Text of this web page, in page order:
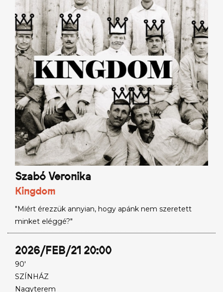
Szabó Veronika
Kingdom
"Miért érezzük annyian, hogy apánk nem szeretett
minket eléggé?"
2026/FEB/21 20:00
90'
SZÍNHÁZ
Nagyterem